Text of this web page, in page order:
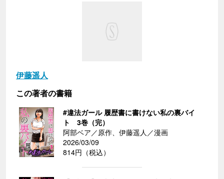
伊藤遥人
この著者の書籍
#違法ガール 履歴書に書けない私の裏バイ
ト 3巻（完）
阿部ベア／原作、伊藤遥人／漫画
2026/03/09
814円（税込）